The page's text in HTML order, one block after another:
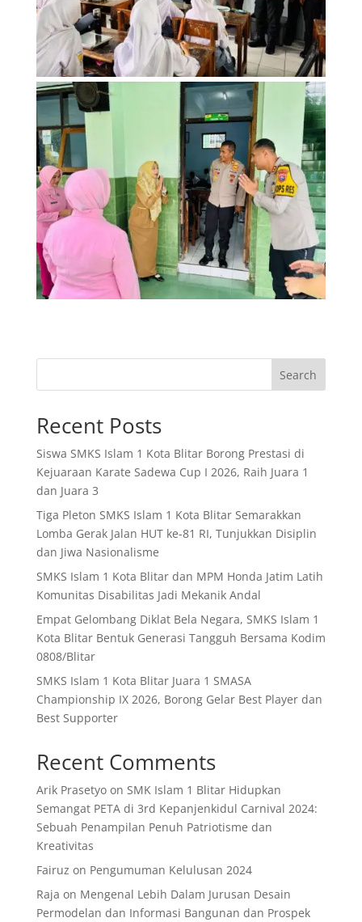
Search
Recent Posts
Siswa SMKS Islam 1 Kota Blitar Borong Prestasi di
Kejuaraan Karate Sadewa Cup I 2026, Raih Juara 1
dan Juara 3
Tiga Pleton SMKS Islam 1 Kota Blitar Semarakkan
Lomba Gerak Jalan HUT ke-81 RI, Tunjukkan Disiplin
dan Jiwa Nasionalisme
SMKS Islam 1 Kota Blitar dan MPM Honda Jatim Latih
Komunitas Disabilitas Jadi Mekanik Andal
Empat Gelombang Diklat Bela Negara, SMKS Islam 1
Kota Blitar Bentuk Generasi Tangguh Bersama Kodim
0808/Blitar
SMKS Islam 1 Kota Blitar Juara 1 SMASA
Championship IX 2026, Borong Gelar Best Player dan
Best Supporter
Recent Comments
Arik Prasetyoon SMK Islam 1 Blitar Hidupkan
Semangat PETA di 3rd Kepanjenkidul Carnival 2024:
Sebuah Penampilan Penuh Patriotisme dan
Kreativitas
Fairuz on Pengumuman Kelulusan 2024
Raja on Mengenal Lebih Dalam Jurusan Desain
Permodelan dan Informasi Bangunan dan Prospek